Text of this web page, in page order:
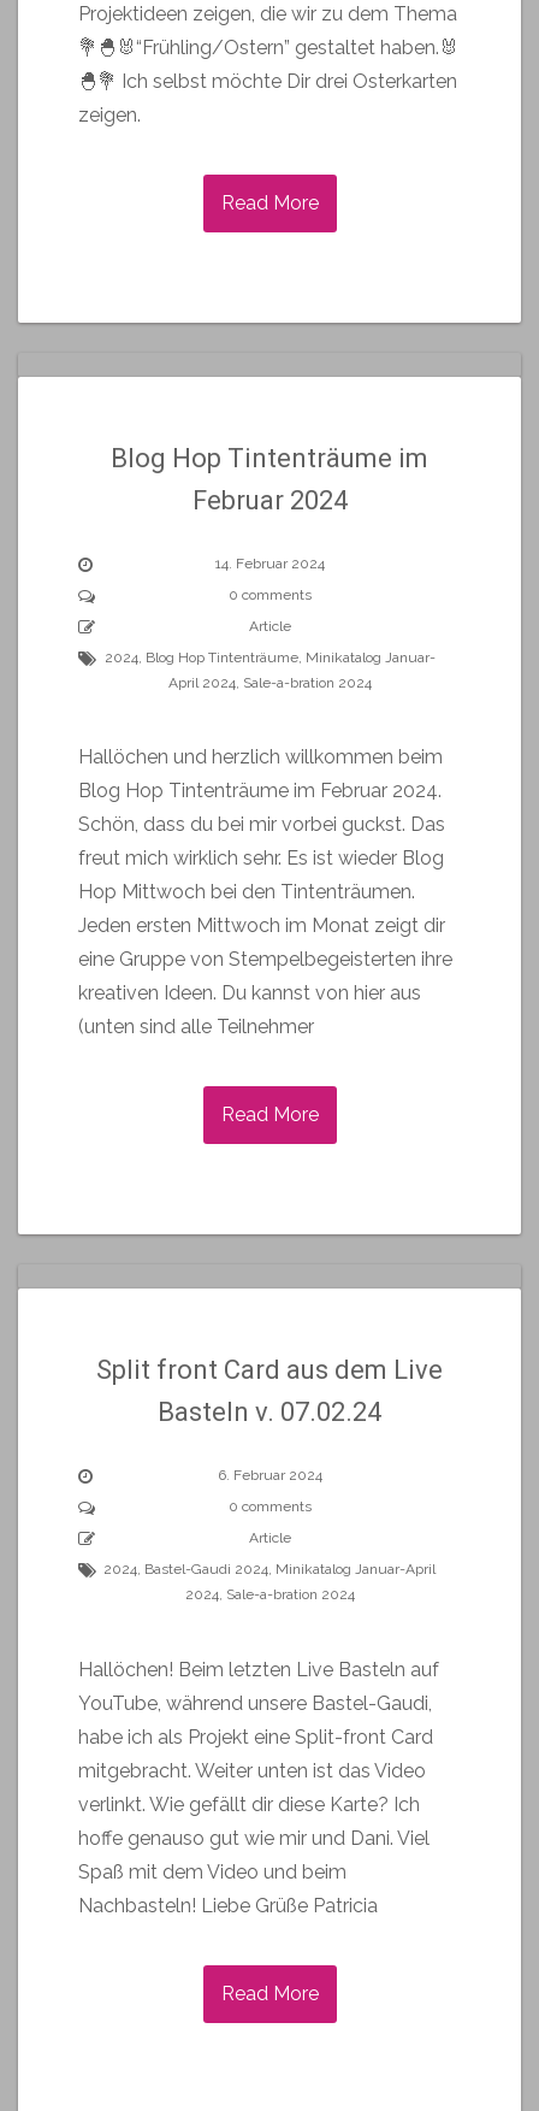
Projektideen zeigen, die wir zu dem Thema
💐🐣🐰“Frühling/Ostern” gestaltet haben.🐰
🐣💐 Ich selbst möchte Dir drei Osterkarten
zeigen.
Read More
Blog Hop Tintenträume im
Februar 2024
14. Februar 2024
0 comments
Article
2024 Blog Hop Tintenträume, Minikatalog Januar-
April 2024 Sale-a-bration 2024
Hallöchen und herzlich willkommen beim
Blog Hop Tintenträume im Februar 2024.
Schön, dass du bei mir vorbei guckst. Das
freut mich wirklich sehr. Es ist wieder Blog
Hop Mittwoch bei den Tintenträumen.
Jeden ersten Mittwoch im Monat zeigt dir
eine Gruppe von Stempelbegeisterten ihre
kreativen Ideen. Du kannst von hier aus
(unten sind alle Teilnehmer
Read More
Split front Card aus dem Live
Basteln v. 07.02.24
6. Februar 2024
0 comments
Article
2024, Bastel-Gaudi 2024, Minikatalog Januar-April
2024, Sale-a-bration 2024
Hallöchen! Beim letzten Live Basteln auf
YouTube, während unsere Bastel-Gaudi,
habe ich als Projekt eine Split-front Card
mitgebracht. Weiter unten ist das Video
verlinkt. Wie gefällt dir diese Karte? Ich
hoffe genauso gut wie mir und Dani. Viel
Spaß mit dem Video und beim
Nachbasteln! Liebe Grüße Patricia
Read More